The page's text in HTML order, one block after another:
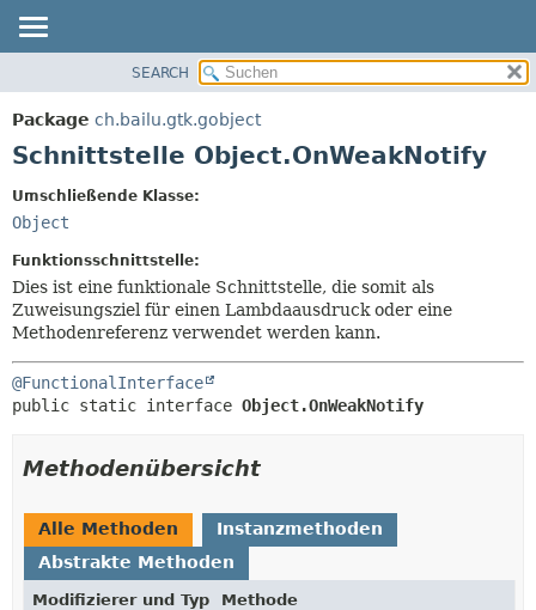
PACKAGE
KLASSE
HILFE
FELD
KONSTRUKTOR
METHODE
SEARCH
Package ch.bailu.gtk.gobject
Schnittstelle Object.OnWeakNotify
Umschließende Klasse:
Object
Funktionsschnittstelle:
Dies ist eine funktionale Schnittstelle, die somit als
Zuweisungsziel für einen Lambdaausdruck oder eine
Methodenreferenz verwendet werden kann.
@FunctionalInterface
public static interface Object.OnWeakNotify
Methodenübersicht
Alle Methoden
Instanzmethoden
Abstrakte Methoden
Modifizierer und Typ
Methode